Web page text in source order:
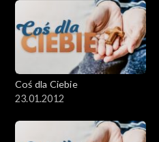
Coś dla Ciebie
23.01.2012